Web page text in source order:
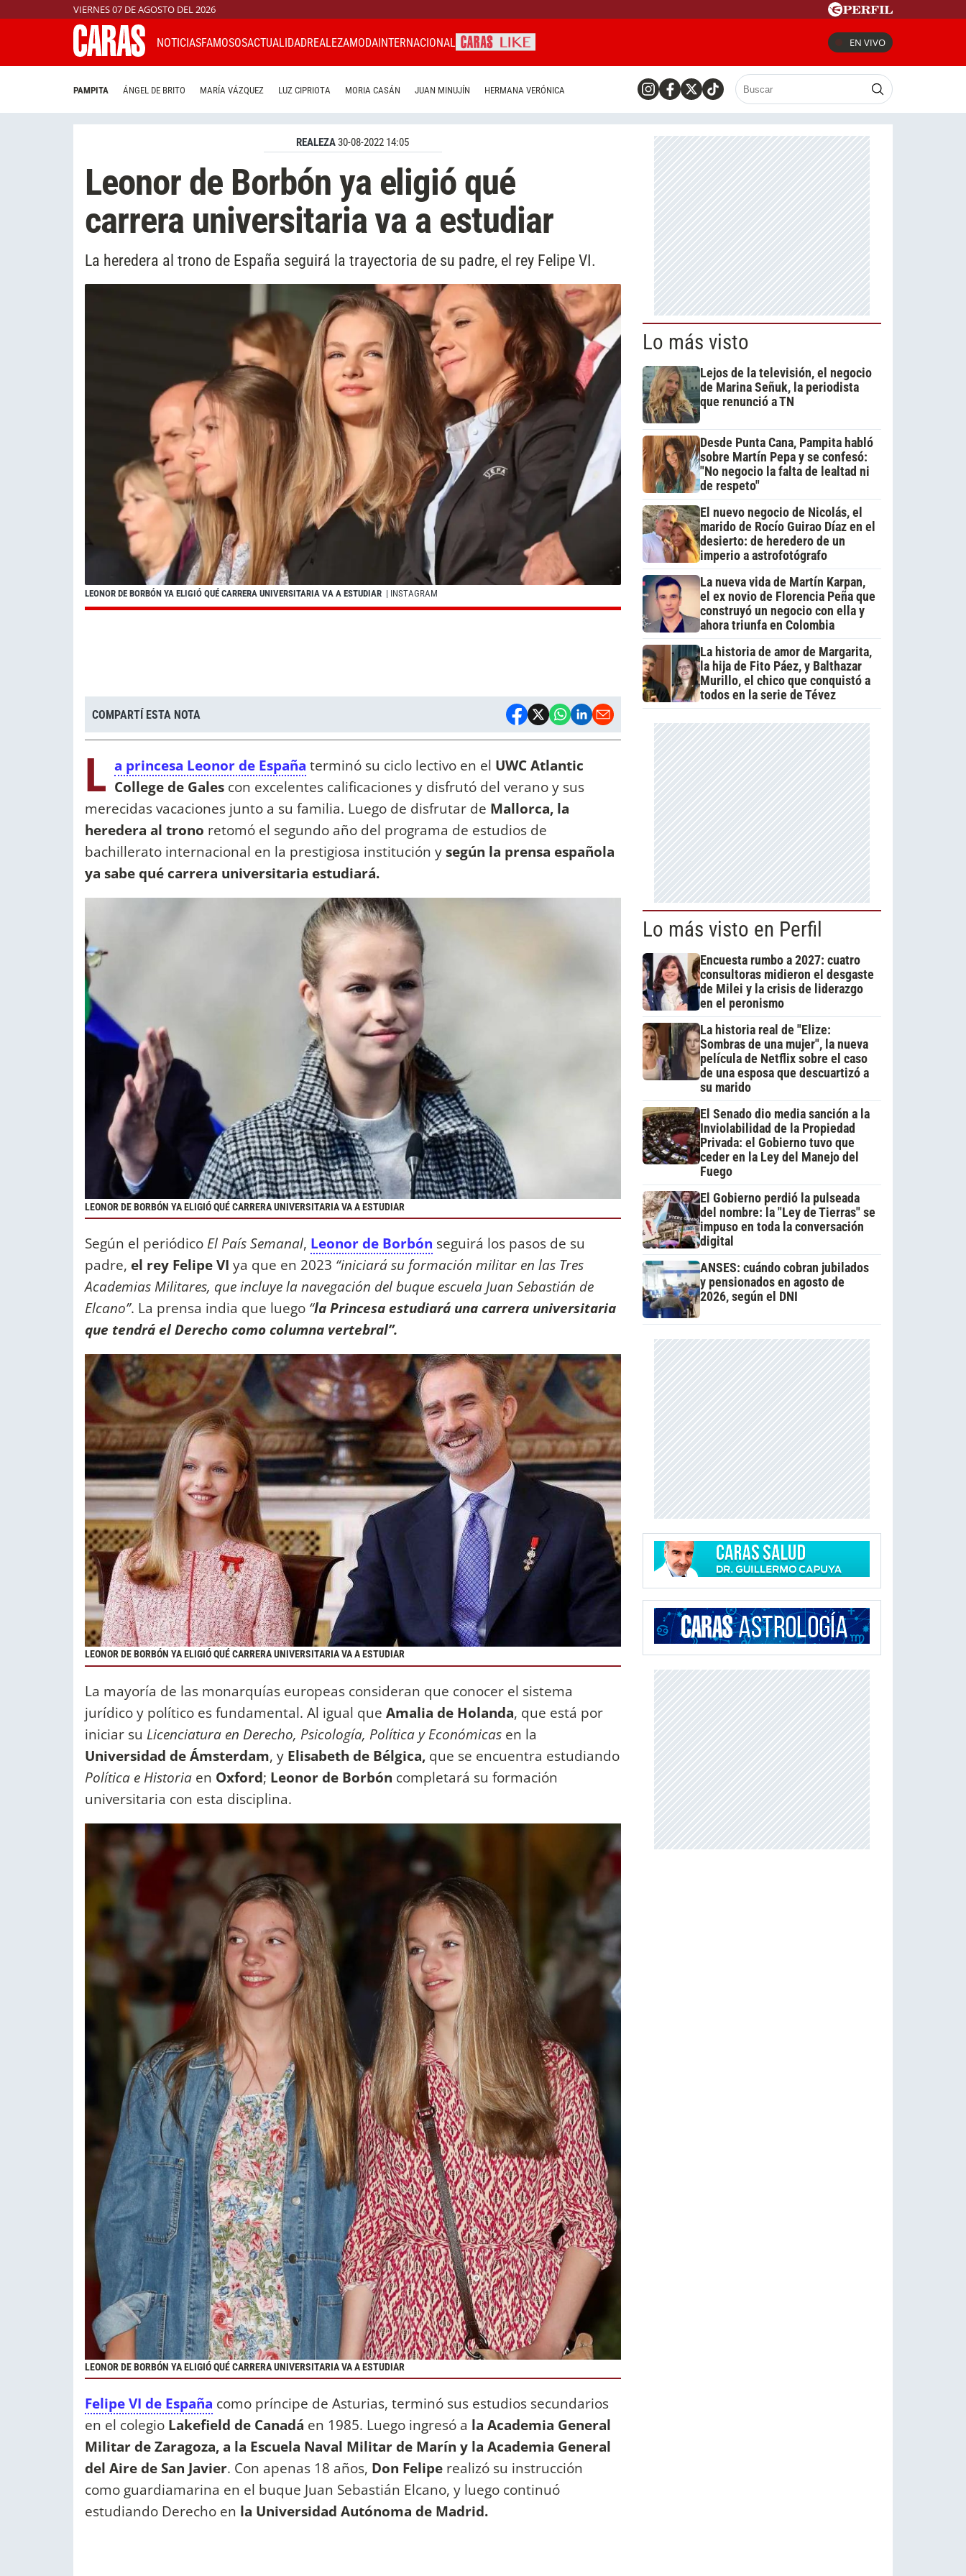
VIERNES 07 DE AGOSTO DEL 2026
NOTICIASFAMOSOSACTUALIDADREALEZAMODAINTERNACIONAL EN VIVO
PAMPITA ÁNGEL DE BRITO MARÍA VÁZQUEZ LUZ CIPRIOTA MORIA CASÁN JUAN MINUJÍN HERMANA VERÓNICA
REALEZA30-08-2022 14:05
Leonor de Borbón ya eligió qué
carrera universitaria va a estudiar
La heredera al trono de España seguirá la trayectoria de su padre, el rey Felipe VI.
LEONOR DE BORBÓN YA ELIGIÓ QUÉ CARRERA UNIVERSITARIA VA A ESTUDIAR | INSTAGRAM
COMPARTÍ ESTA NOTA
L a princesa Leonor de España terminó su ciclo lectivo en el UWC Atlantic
College de Gales con excelentes calificaciones y disfrutó del verano y sus
merecidas vacaciones junto a su familia. Luego de disfrutar de Mallorca, la
heredera al trono retomó el segundo año del programa de estudios de
bachillerato internacional en la prestigiosa institución ysegún la prensa española
ya sabe qué carrera universitaria estudiará.
LEONOR DE BORBÓN YA ELIGIÓ QUÉ CARRERA UNIVERSITARIA VA A ESTUDIAR
Según el periódico El País Semanal, Leonor de Borbón seguirá los pasos de su
padre, el rey Felipe VI ya que en 2023 “iniciará su formación militar en las Tres
Academias Militares, que incluye la navegación del buque escuela Juan Sebastián de
Elcano”. La prensa india que luego “la Princesa estudiará una carrera universitaria
que tendrá el Derecho como columna vertebral”.
LEONOR DE BORBÓN YA ELIGIÓ QUÉ CARRERA UNIVERSITARIA VA A ESTUDIAR
La mayoría de las monarquías europeas consideran que conocer el sistema
jurídico y político es fundamental. Al igual que Amalia de Holanda, que está por
iniciar su Licenciatura en Derecho, Psicología, Política y Económicas en la
Universidad de Ámsterdam, y Elisabeth de Bélgica, que se encuentra estudiando
Política e Historia en Oxford; Leonor de Borbón completará su formación
universitaria con esta disciplina.
LEONOR DE BORBÓN YA ELIGIÓ QUÉ CARRERA UNIVERSITARIA VA A ESTUDIAR
Felipe VI de España como príncipe de Asturias, terminó sus estudios secundarios
en el colegio Lakefield de Canadá en 1985. Luego ingresó a la Academia General
Militar de Zaragoza, a la Escuela Naval Militar de Marín y la Academia General
del Aire de San Javier. Con apenas 18 años, Don Felipe realizó su instrucción
como guardiamarina en el buque Juan Sebastián Elcano, y luego continuó
estudiando Derecho en la Universidad Autónoma de Madrid.
Lo más visto
Lejos de la televisión, el negocio
de Marina Señuk, la periodista
que renunció a TN
Desde Punta Cana, Pampita habló
sobre Martín Pepa y se confesó:
"No negocio la falta de lealtad ni
de respeto"
El nuevo negocio de Nicolás, el
marido de Rocío Guirao Díaz en el
desierto: de heredero de un
imperio a astrofotógrafo
La nueva vida de Martín Karpan,
el ex novio de Florencia Peña que
construyó un negocio con ella y
ahora triunfa en Colombia
La historia de amor de Margarita,
la hija de Fito Páez, y Balthazar
Murillo, el chico que conquistó a
todos en la serie de Tévez
Lo más visto en Perfil
Encuesta rumbo a 2027: cuatro
consultoras midieron el desgaste
de Milei y la crisis de liderazgo
en el peronismo
La historia real de "Elize:
Sombras de una mujer", la nueva
película de Netflix sobre el caso
de una esposa que descuartizó a
su marido
El Senado dio media sanción a la
Inviolabilidad de la Propiedad
Privada: el Gobierno tuvo que
ceder en la Ley del Manejo del
Fuego
El Gobierno perdió la pulseada
del nombre: la "Ley de Tierras" se
impuso en toda la conversación
digital
ANSES: cuándo cobran jubilados
y pensionados en agosto de
2026, según el DNI